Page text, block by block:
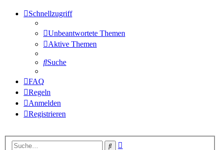
Schnellzugriff
Unbeantwortete Themen
Aktive Themen
Suche
FAQ
Regeln
Anmelden
Registrieren
Suche